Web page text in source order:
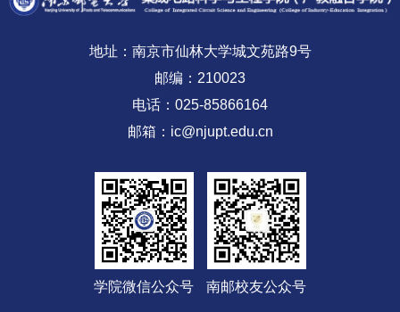
地址：南京市仙林大学城文苑路9号
邮编：210023
电话：025-85866164
邮箱：ic@njupt.edu.cn
学院微信公众号 南邮校友公众号